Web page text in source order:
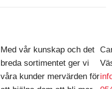
Med vår kunskap och det
breda sortimentet ger vi
våra kunder mervärden för